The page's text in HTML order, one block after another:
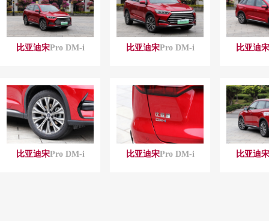
比亚迪宋Pro DM-i 比亚迪宋Pro DM-i 比亚迪宋
比亚迪宋Pro DM-i 比亚迪宋Pro DM-i 比亚迪宋